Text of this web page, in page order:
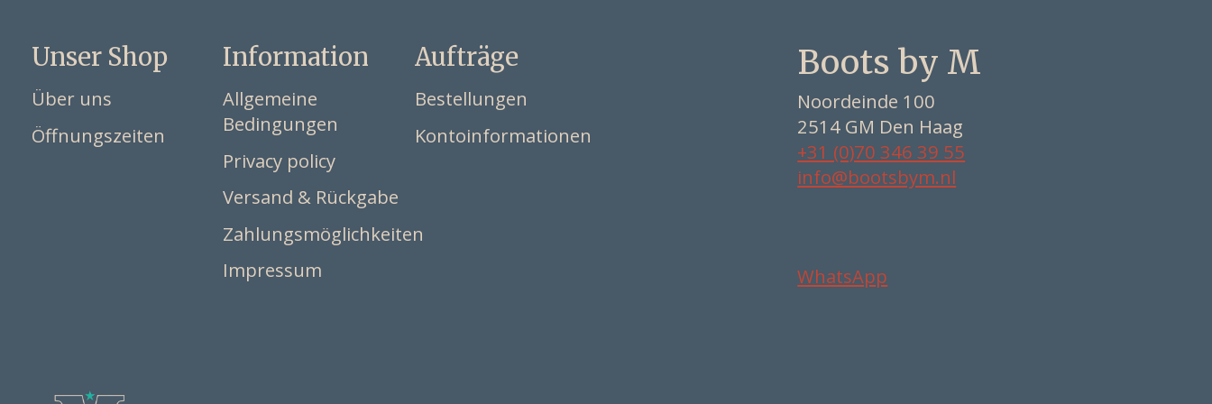
Unser Shop
Über uns
Öffnungszeiten
Information
Allgemeine
Bedingungen
Privacy policy
Versand & Rückgabe
Zahlungsmöglichkeiten
Impressum
Aufträge
Bestellungen
Kontoinformationen
Boots by M
Noordeinde 100
2514 GM Den Haag
+31 (0)70 346 39 55
info@bootsbym.nl
WhatsApp